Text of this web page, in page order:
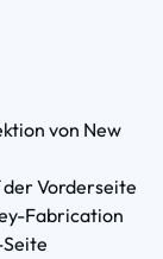
von New
Vorderseite
Fabrication